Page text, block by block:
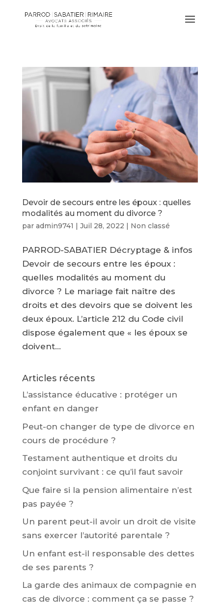
Devoir de secours entre les époux : quelles
modalités au moment du divorce ?
par admin9741 | Juil 28, 2022 | Non classé
PARROD-SABATIER Décryptage & infos
Devoir de secours entre les époux :
quelles modalités au moment du
divorce ? Le mariage fait naître des
droits et des devoirs que se doivent les
deux époux. L’article 212 du Code civil
dispose également que « les époux se
doivent...
Articles récents
L’assistance éducative : protéger un
enfant en danger
Peut-on changer de type de divorce en
cours de procédure ?
Testament authentique et droits du
conjoint survivant : ce qu’il faut savoir
Que faire si la pension alimentaire n’est
pas payée ?
Un parent peut-il avoir un droit de visite
sans exercer l’autorité parentale ?
Un enfant est-il responsable des dettes
de ses parents ?
La garde des animaux de compagnie en
cas de divorce : comment ça se passe ?